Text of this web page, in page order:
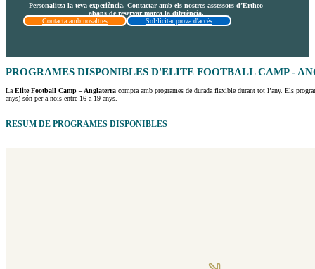
Personalitza la teva experiència. Contactar amb els nostres assessors d’Ertheo
abans de reservar marca la diferència.
Contacta amb nosaltres
Sol·licitar prova d'accés
PROGRAMES DISPONIBLES D'ELITE FOOTBALL CAMP -
La Elite Football Camp – Anglaterra compta amb programes de durada flexible durant tot l’any. Els
anys) són per a nois entre 16 a 19 anys.
RESUM DE PROGRAMES DISPONIBLES